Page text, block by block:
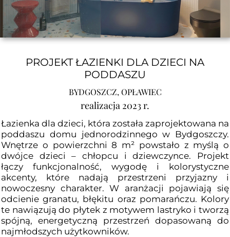
Łazienka dla dzieci, która została zaprojektowana na
poddaszu domu jednorodzinnego w Bydgoszczy.
Wnętrze o powierzchni 8 m² powstało z myślą o
dwójce dzieci – chłopcu i dziewczynce. Projekt
łączy funkcjonalność, wygodę i kolorystyczne
akcenty, które nadają przestrzeni przyjazny i
nowoczesny charakter. W aranżacji pojawiają się
odcienie granatu, błękitu oraz pomarańczu. Kolory
te nawiązują do płytek z motywem lastryko i tworzą
spójną, energetyczną przestrzeń dopasowaną do
najmłodszych użytkowników.
BYDGOSZCZ, OPŁAWIEC
realizacja 2023 r.
PROJEKT ŁAZIENKI DLA DZIECI NA
PODDASZU